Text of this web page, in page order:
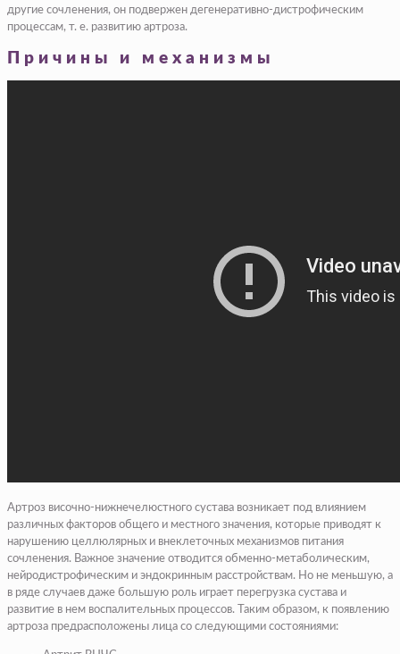
другие сочленения, он подвержен дегенеративно-дистрофическим
процессам, т. е. развитию артроза.
Причины и механизмы
Артроз височно-нижнечелюстного сустава возникает под влиянием
различных факторов общего и местного значения, которые приводят к
нарушению целлюлярных и внеклеточных механизмов питания
сочленения. Важное значение отводится обменно-метаболическим,
нейродистрофическим и эндокринным расстройствам. Но не меньшую, а
в ряде случаев даже большую роль играет перегрузка сустава и
развитие в нем воспалительных процессов. Таким образом, к появлению
артроза предрасположены лица со следующими состояниями: